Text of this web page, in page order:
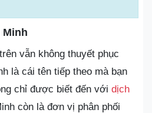
Minh
vẫn không thuyết phục
là cái tên tiếp theo mà bạn
chỉ được biết đến với dịch
còn là đơn vị phân phối